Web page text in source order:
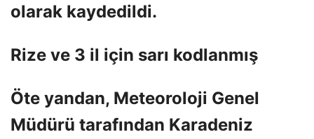
olarak kaydedildi.
Rize ve 3 il için sarı kodlanmış
Öte yandan, Meteoroloji Genel
Müdürü tarafından Karadeniz